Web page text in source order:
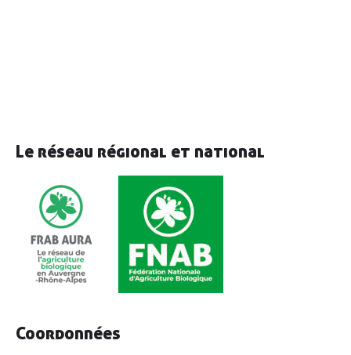
Le réseau régional et national
Coordonnées